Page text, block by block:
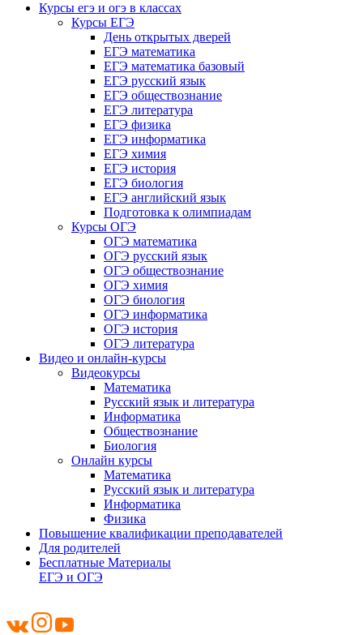
Курсы егэ и огэ в классах
Курсы ЕГЭ
День открытых дверей
ЕГЭ математика
ЕГЭ математика базовый
ЕГЭ русский язык
ЕГЭ обществознание
ЕГЭ литература
ЕГЭ физика
ЕГЭ информатика
ЕГЭ химия
ЕГЭ история
ЕГЭ биология
ЕГЭ английский язык
Подготовка к олимпиадам
Курсы ОГЭ
ОГЭ математика
ОГЭ русский язык
ОГЭ обществознание
ОГЭ химия
ОГЭ биология
ОГЭ информатика
ОГЭ история
ОГЭ литература
Видео и онлайн-курсы
Видеокурсы
Математика
Русский язык и литература
Информатика
Обществознание
Биология
Онлайн курсы
Математика
Русский язык и литература
Информатика
Физика
Повышение квалификации преподавателей
Для родителей
Бесплатные Материалы
ЕГЭ и ОГЭ